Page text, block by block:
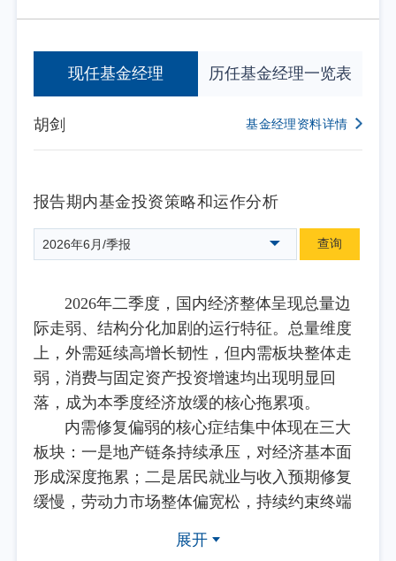
现任基金经理 历任基金经理一览表
胡剑 基金经理资料详情
报告期内基金投资策略和运作分析
2026年6月/季报 查询
2026年二季度，国内经济整体呈现总量边
际走弱、结构分化加剧的运行特征。总量维度
上，外需延续高增长韧性，但内需板块整体走
弱，消费与固定资产投资增速均出现明显回
落，成为本季度经济放缓的核心拖累项。
内需修复偏弱的核心症结集中体现在三大
板块：一是地产链条持续承压，对经济基本面
形成深度拖累；二是居民就业与收入预期修复
缓慢，劳动力市场整体偏宽松，持续约束终端
预期偏弱、投资信心不足，叠加财政支出节奏
展开